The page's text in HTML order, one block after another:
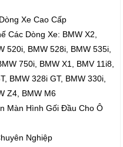
Xe Cao Cấp
Dòng Xe: BMW X2,
520i, BMW 528i, BMW 535i,
750i, BMW X1, BMV 11i8,
BMW 328i GT, BMW 330i,
Z4, BMW M6
Màn Hình Gối Đầu Cho Ô
Nghiệp